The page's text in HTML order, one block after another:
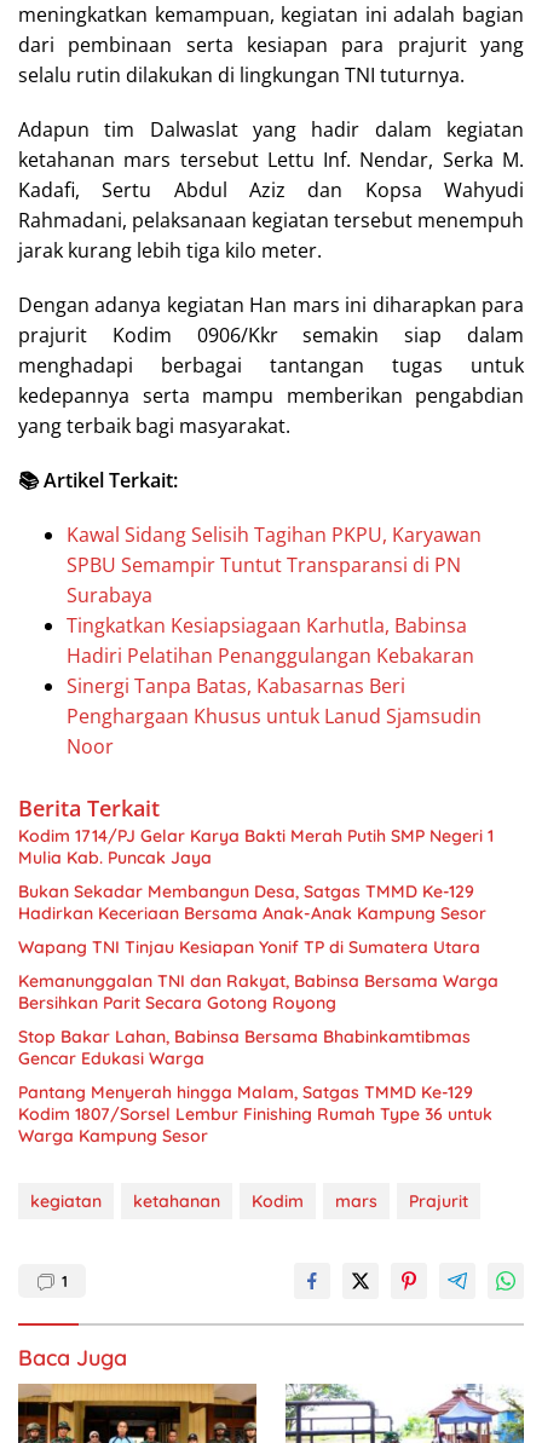
meningkatkan kemampuan, kegiatan ini adalah bagian
dari pembinaan serta kesiapan para prajurit yang
selalu rutin dilakukan di lingkungan TNI tuturnya.
Adapun tim Dalwaslat yang hadir dalam kegiatan
ketahanan mars tersebut Lettu Inf. Nendar, Serka M.
Kadafi, Sertu Abdul Aziz dan Kopsa Wahyudi
Rahmadani, pelaksanaan kegiatan tersebut menempuh
jarak kurang lebih tiga kilo meter.
Dengan adanya kegiatan Han mars ini diharapkan para
prajurit Kodim 0906/Kkr semakin siap dalam
menghadapi berbagai tantangan tugas untuk
kedepannya serta mampu memberikan pengabdian
yang terbaik bagi masyarakat.
📚 Artikel Terkait:
Kawal Sidang Selisih Tagihan PKPU, Karyawan
SPBU Semampir Tuntut Transparansi di PN
Surabaya
Tingkatkan Kesiapsiagaan Karhutla, Babinsa
Hadiri Pelatihan Penanggulangan Kebakaran
Sinergi Tanpa Batas, Kabasarnas Beri
Penghargaan Khusus untuk Lanud Sjamsudin
Noor
Berita Terkait
Kodim 1714/PJ Gelar Karya Bakti Merah Putih SMP Negeri 1
Mulia Kab. Puncak Jaya
Bukan Sekadar Membangun Desa, Satgas TMMD Ke-129
Hadirkan Keceriaan Bersama Anak-Anak Kampung Sesor
Wapang TNI Tinjau Kesiapan Yonif TP di Sumatera Utara
Kemanunggalan TNI dan Rakyat, Babinsa Bersama Warga
Bersihkan Parit Secara Gotong Royong
Stop Bakar Lahan, Babinsa Bersama Bhabinkamtibmas
Gencar Edukasi Warga
Pantang Menyerah hingga Malam, Satgas TMMD Ke-129
Kodim 1807/Sorsel Lembur Finishing Rumah Type 36 untuk
Warga Kampung Sesor
kegiatan ketahanan Kodim mars Prajurit
1
Baca Juga